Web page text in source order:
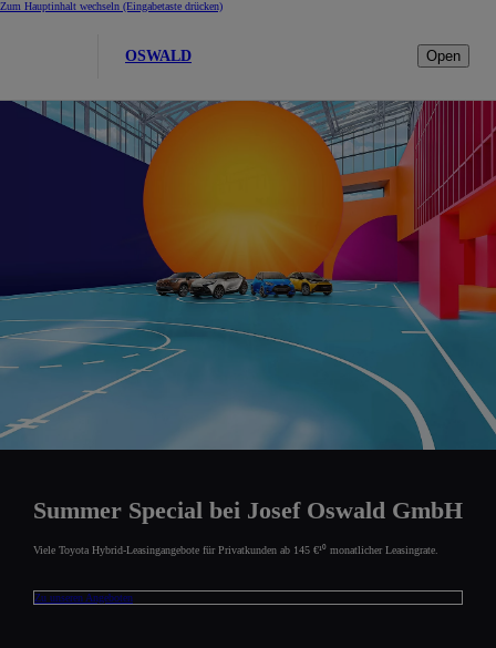
Zum Hauptinhalt wechseln (Eingabetaste drücken)
OSWALD Open
Summer Special bei Josef Oswald GmbH
Viele Toyota Hybrid-Leasingangebote für Privatkunden ab 145 €¹⁰ monatlicher Leasingrate.
Zu unseren Angeboten